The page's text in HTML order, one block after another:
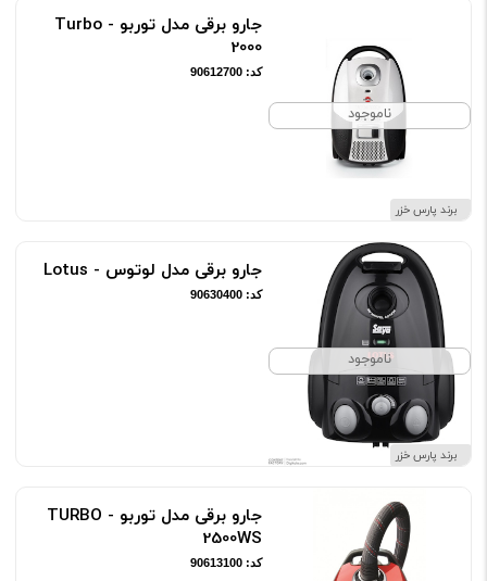
ناموجود
برند پارس خزر
جارو برقی مدل توربو - Turbo
2000
کد: 90612700
ناموجود
برند پارس خزر
جارو برقی مدل لوتوس - Lotus
کد: 90630400
جارو برقی مدل توربو - TURBO
2500WS
کد: 90613100